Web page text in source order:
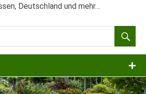
Deutschland und mehr…